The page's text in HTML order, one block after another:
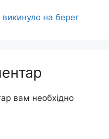
на берег
вам необхідно